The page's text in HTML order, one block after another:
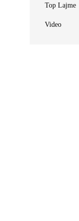
Top Lajme
Video